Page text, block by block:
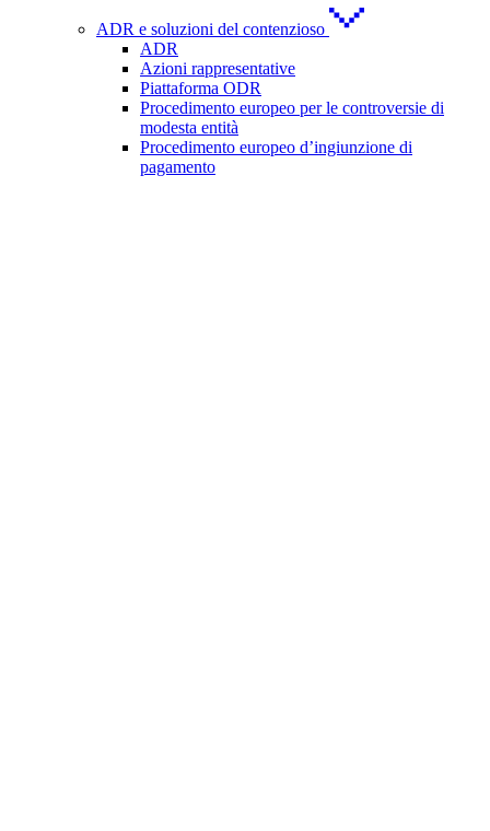
ADR e soluzioni del contenzioso
ADR
Azioni rappresentative
Piattaforma ODR
Procedimento europeo per le controversie di
modesta entità
Procedimento europeo d’ingiunzione di
pagamento